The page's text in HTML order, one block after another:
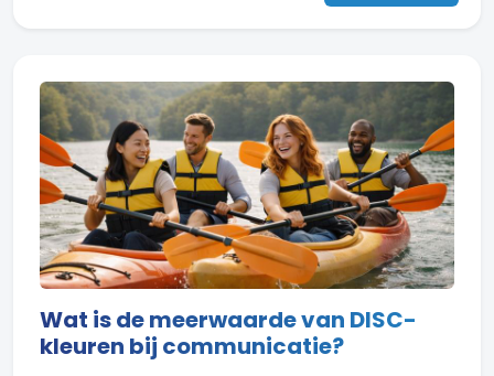
Wat is de meerwaarde van DISC-
kleuren bij communicatie?